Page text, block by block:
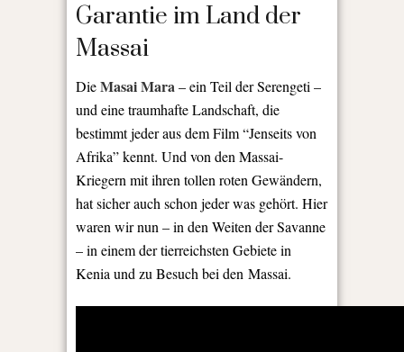
Garantie im Land der
Massai
DieMasai Mara– ein Teil der Serengeti –
und eine traumhafte Landschaft, die
bestimmt jeder aus dem Film “Jenseits von
Afrika” kennt. Und von den Massai-
Kriegern mit ihren tollen roten Gewändern,
hat sicher auch schon jeder was gehört. Hier
waren wir nun – in den Weiten der Savanne
– in einem der tierreichsten Gebiete in
Kenia und zu Besuch bei den Massai.